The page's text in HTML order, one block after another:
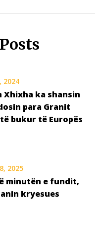
2024
Xhixha ka shansin
para Granit
bukur të Europës
2025
minutën e fundit,
kryesues